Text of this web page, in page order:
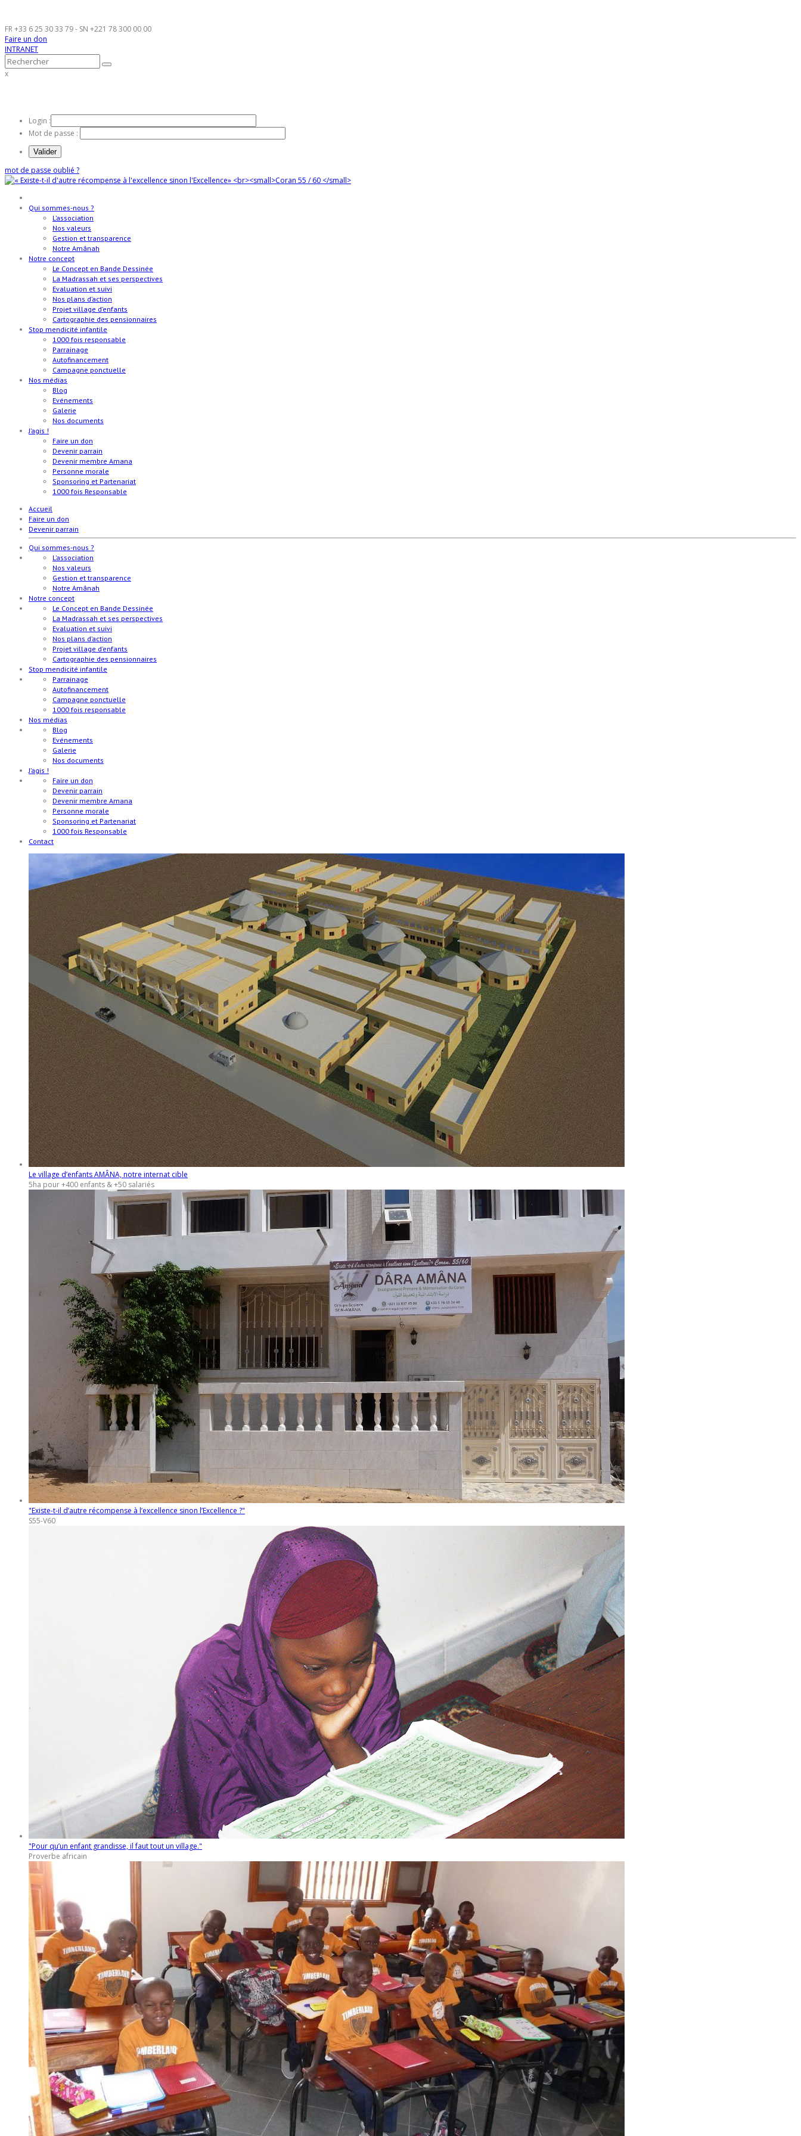
FR+33 6 25 30 33 79- SN +221 78 300 00 00
Faire un don
INTRANET
x
Login :
Mot de passe :
mot de passe oublié ?
Qui sommes-nous ?
L’association
Nos valeurs
Gestion et transparence
Notre Amânah
Notre concept
Le Concept en Bande Dessinée
La Madrassah et ses perspectives
Evaluation et suivi
Nos plans d’action
Projet village d’enfants
Cartographie des pensionnaires
Stop mendicité infantile
1000 fois responsable
Parrainage
Autofinancement
Campagne ponctuelle
Nos médias
Blog
Evénements
Galerie
Nos documents
J’agis !
Faire un don
Devenir parrain
Devenir membre Amana
Personne morale
Sponsoring et Partenariat
1000 fois Responsable
Accueil
Faire un don
Devenir parrain
Qui sommes-nous ?
L’association
Nos valeurs
Gestion et transparence
Notre Amânah
Notre concept
Le Concept en Bande Dessinée
La Madrassah et ses perspectives
Evaluation et suivi
Nos plans d’action
Projet village d’enfants
Cartographie des pensionnaires
Stop mendicité infantile
Parrainage
Autofinancement
Campagne ponctuelle
1000 fois responsable
Nos médias
Blog
Evénements
Galerie
Nos documents
J’agis !
Faire un don
Devenir parrain
Devenir membre Amana
Personne morale
Sponsoring et Partenariat
1000 fois Responsable
Contact
Le village d’enfants AMÂNA, notre internat cible
5ha pour +400 enfants & +50 salariés
"Existe-t-il d’autre récompense à l’excellence sinon l’Excellence ?"
S55-V60
"Pour qu’un enfant grandisse, il faut tout un village."
Proverbe africain